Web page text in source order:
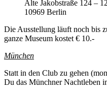
Alte Jakobstraße 124 –
10969 Berlin
Die Ausstellung läuft noch bis
ganze Museum kostet € 10.-
München
Statt in den Club zu gehen
Du das Münchner Nachtleben